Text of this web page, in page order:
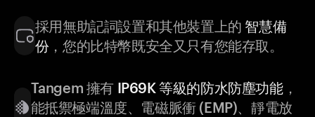
採用無助記詞設置和其他裝置上的 智慧備
份，您的比特幣既安全又只有您能存取。
Tangem 擁有 IP69K 等級的防水防塵功能，
能抵禦極端溫度、電磁脈衝 (EMP)、靜電放